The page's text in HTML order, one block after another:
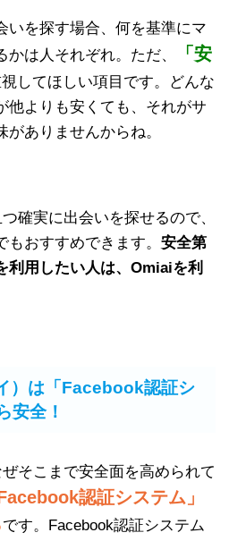
いを探す場合、何を基準にマ
は人それぞれ。ただ、
「安
してほしい項目です。どんな
他よりも安くても、それがサ
ありませんからね。
確実に出会いを探せるので、
もおすすめできます。 安全第
利用したい人は、Omiaiを利
）は「Facebook認証シ
安全！
そこまで安全面を高められて
Facebook認証システム」
です。Facebook認証システム